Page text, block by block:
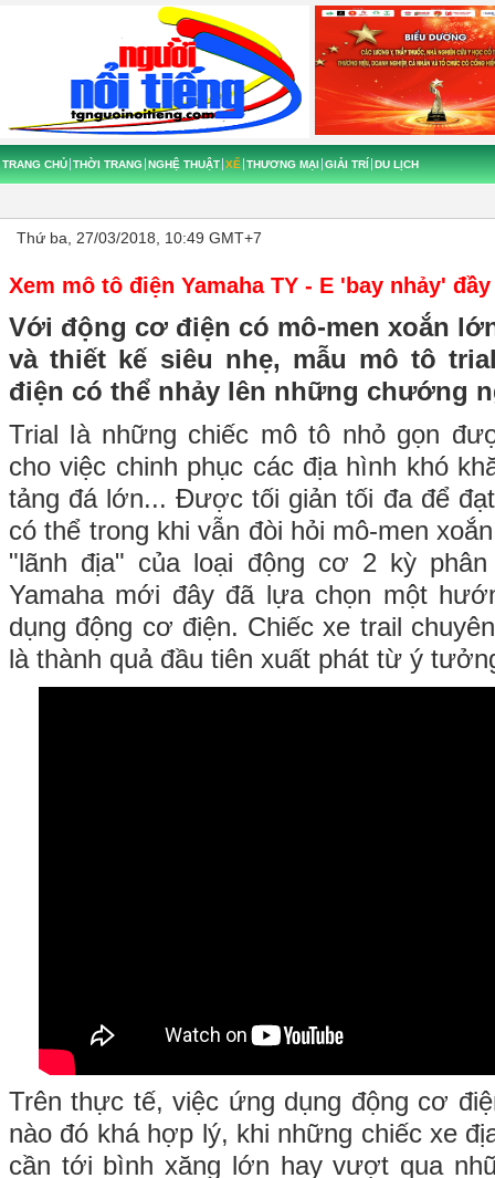
TRANG CHỦ THỜI TRANG NGHỆ THUẬT XẾ THƯƠNG MẠI GIẢI TRÍ DU LỊCH
Thứ ba, 27/03/2018, 10:49 GMT+7
Xem mô tô điện Yamaha TY - E 'bay nhảy'
Với động cơ điện có mô-men xoắn
và thiết kế siêu nhẹ, mẫu mô tô
điện có thể nhảy lên những chướng
Trial là những chiếc mô tô nhỏ gọn
cho việc chinh phục các địa hình khó
tảng đá lớn... Được tối giản tối đa để
có thể trong khi vẫn đòi hỏi mô-men
"lãnh địa" của loại động cơ 2 kỳ
Yamaha mới đây đã lựa chọn một
dụng động cơ điện. Chiếc xe trail
là thành quả đầu tiên xuất phát từ ý
Trên thực tế, việc ứng dụng động cơ
nào đó khá hợp lý, khi những chiếc xe
cần tới bình xăng lớn hay vượt qua